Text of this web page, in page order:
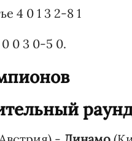
4 0 1 3 2-8 1
0 3 0-5 0.